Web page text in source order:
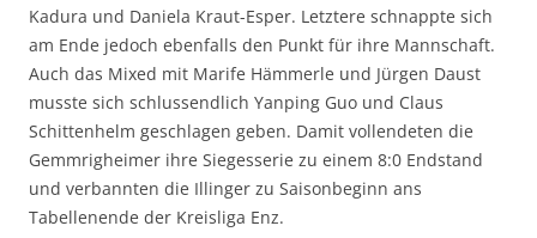
Kadura und Daniela Kraut-Esper. Letztere schnappte sich
am Ende jedoch ebenfalls den Punkt für ihre Mannschaft.
Auch das Mixed mit Marife Hämmerle und Jürgen Daust
musste sich schlussendlich Yanping Guo und Claus
Schittenhelm geschlagen geben. Damit vollendeten die
Gemmrigheimer ihre Siegesserie zu einem 8:0 Endstand
und verbannten die Illinger zu Saisonbeginn ans
Tabellenende der Kreisliga Enz.